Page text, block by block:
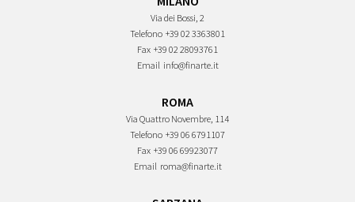
Via dei Bossi, 2
Telefono +39 02 3363801
Fax +39 02 28093761
Email info@finarte.it
ROMA
Via Quattro Novembre, 114
Telefono +39 06 6791107
Fax +39 06 69923077
Email roma@finarte.it